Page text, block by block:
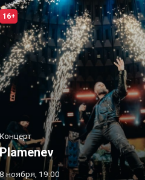
16+
Концерт
Plamenev
8 ноября, 19:00